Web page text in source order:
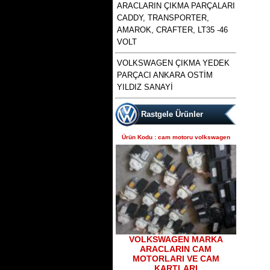
polo 1996 1997 1998 1999
2000 2001 2002 modellere
uyumlu çıkma merkezi kilit
pompası , polo merkezi
Ürün Kodu : bora golf4 toledo octavia
leon çıkma direksiyon kutusu
bora golf4 toledo octavia
leon çıkma direksiyon
kutusu
Ürün Kodu : skoda octavia 1.6 benzinli
a4 kasa çıkma şanzımanlar
ARACLARIN ÇIKMA PARÇALARI
CADDY, TRANSPORTER,
AMAROK, CRAFTER, LT35 -46
VOLT
VOLKSWAGEN ÇIKMA YEDEK
PARÇACI ANKARA OSTİM
YILDIZ SANAYİ
Rastgele Ürünler
Ürün Kodu : cam motoru volkswagen
VOLKSWAGEN MARKA
ARACLARIN CAM
MOTORLARI VE CAM